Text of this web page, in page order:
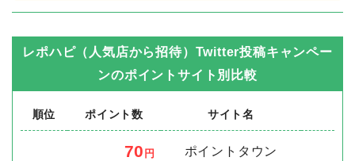
レポハピ（人気店から招待）Twitter投稿キャンペー
ンのポイントサイト別比較
順位 ポイント数 サイト名
70 円
ポイントタウン